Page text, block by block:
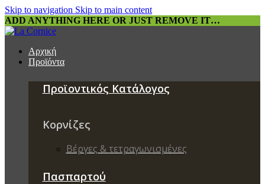
Skip to navigation Skip to main content
ADD ANYTHING HERE OR JUST REMOVE IT…
Αρχική
Προϊόντα
Προϊοντικός Κατάλογος
Κορνίζες
Βέργες & τετραγωνισμένες
Πασπαρτού